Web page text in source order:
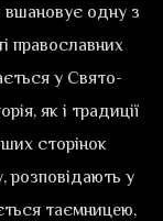
вшановує одну з
православних
у Свято-
як і традиції
сторінок
розповідають у
таємницею,